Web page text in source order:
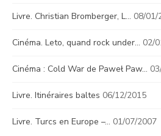
Livre. Christian Bromberger, L… 08/01/
Cinéma. Leto, quand rock under… 02/
Cinéma : Cold War de Paweł Paw…
Livre. Itinéraires baltes 06/12/2015
Livre. Turcs en Europe –… 01/07/2007